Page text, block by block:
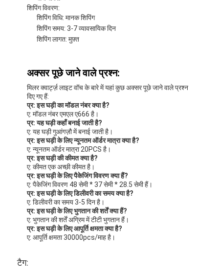
तो हम यह सुनिश्चित करने के लिए व्यापक उत्पाद तकनीकी सहायता और
सेवाएँ प्रदान करते हैं कि आप अपनी खरीद का अधिकतम लाभ उठा सकें।
हमारी तकनीकी सहायता टीम आपकी घड़ी के बारे में आपके किसी भी प्रश्न
का उत्तर देने के लिए उपलब्ध है, जिसमें सामान्य समस्याओं का निवारण
करना और बुनियादी रखरखाव कार्यों को करने के लिए चरण-दर-चरण
हमारी तकनीकी सहायता और मरम्मत सेवाओं के अलावा, हम आपको अपनी
क्वार्ट्ज़ लाइट वॉच से अधिक लाभ उठाने में मदद करने के लिए कई पूरक
सेवाएँ भी प्रदान करते हैं। इन सेवाओं में व्यक्तिगत उत्कीर्णन, कस्टम वॉच
बैंड और आपकी घड़ी की कार्यक्षमता और शैली को बढ़ाने के लिए
एक्सेसरीज़ शामिल हैं।
पैकिंग और शिपिंग:
उत्पाद पैकेजिंग:
एक क्वार्ट्ज़ लाइट वॉच
अनुदेश मैनुअल
वारंटी कार्ड
वॉच बॉक्स
शिपिंग विवरण:
शिपिंग विधि: मानक शिपिंग
शिपिंग समय: 3-7 व्यावसायिक दिन
शिपिंग लागत: मुफ़्त
अक्सर पूछे जाने वाले प्रश्न: